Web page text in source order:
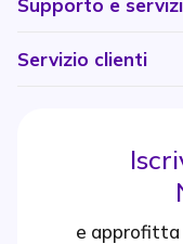
Supporto e servizi
Servizio clienti
e approfitta